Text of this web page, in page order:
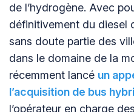
de l’hydrogène. Avec
définitivement du diesel
sans doute partie des
dans le domaine de la
récemment lancé un
l’acquisition de bus
l’opérateur en charge